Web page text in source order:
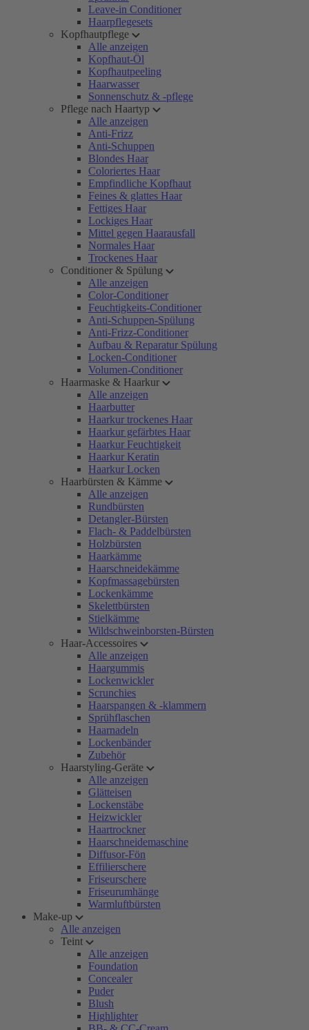
Leave-in Conditioner
Haarpflegesets
Kopfhautpflege
Alle anzeigen
Kopfhaut-Öl
Kopfhautpeeling
Haarwasser
Sonnenschutz & -pflege
Pflege nach Haartyp
Alle anzeigen
Anti-Frizz
Anti-Schuppen
Blondes Haar
Coloriertes Haar
Empfindliche Kopfhaut
Feines & glattes Haar
Fettiges Haar
Lockiges Haar
Mittel gegen Haarausfall
Normales Haar
Trockenes Haar
Conditioner & Spülung
Alle anzeigen
Color-Conditioner
Feuchtigkeits-Conditioner
Anti-Schuppen-Spülung
Anti-Frizz-Conditioner
Aufbau & Reparatur Spülung
Locken-Conditioner
Volumen-Conditioner
Haarmaske & Haarkur
Alle anzeigen
Haarbutter
Haarkur trockenes Haar
Haarkur gefärbtes Haar
Haarkur Feuchtigkeit
Haarkur Keratin
Haarkur Locken
Haarbürsten & Kämme
Alle anzeigen
Rundbürsten
Detangler-Bürsten
Flach- & Paddelbürsten
Holzbürsten
Haarkämme
Haarschneidekämme
Kopfmassagebürsten
Lockenkämme
Skelettbürsten
Stielkämme
Wildschweinborsten-Bürsten
Haar-Accessoires
Alle anzeigen
Haargummis
Lockenwickler
Scrunchies
Haarspangen & -klammern
Sprühflaschen
Haarnadeln
Lockenbänder
Zubehör
Haarstyling-Geräte
Alle anzeigen
Glätteisen
Lockenstäbe
Heizwickler
Haartrockner
Haarschneidemaschine
Diffusor-Fön
Effilierschere
Friseurschere
Friseurumhänge
Warmluftbürsten
Make-up
Alle anzeigen
Teint
Alle anzeigen
Foundation
Concealer
Puder
Blush
Highlighter